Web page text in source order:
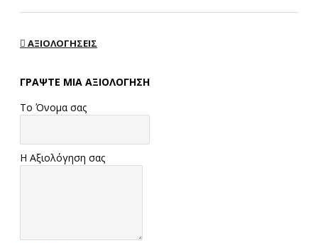
ΑΞΙΟΛΟΓΉΣΕΙΣ
ΓΡΆΨΤΕ ΜΙΑ ΑΞΙΟΛΌΓΗΣΗ
Το Όνομα σας
Η Αξιολόγηση σας